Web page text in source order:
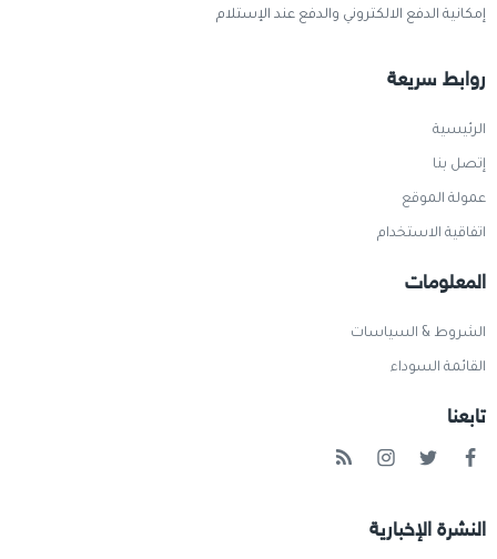
إمكانية الدفع الالكتروني والدفع عند الإستلام
روابط سريعة
الرئيسية
إتصل بنا
عمولة الموقع
اتفاقية الاستخدام
المعلومات
الشروط & السياسات
القائمة السوداء
تابعنا
النشرة الإخبارية